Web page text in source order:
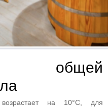
общей
на 10°С, для